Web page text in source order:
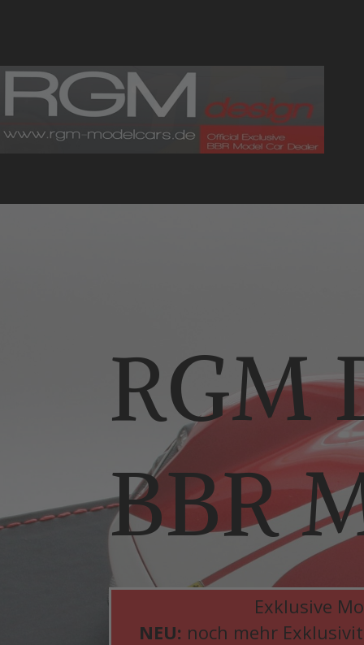
RGM
BBR
Exklusive
NEU: noch mehr